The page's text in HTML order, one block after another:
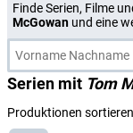
Finde Serien, Filme
McGowan und eine
Serien mit Tom
Produktionen